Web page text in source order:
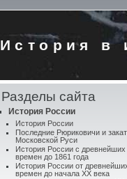
История в
Разделы сайта
История России
История России
Последние Рюриковичи и закат
Московской Руси
История России с древнейших
времен до 1861 года
История России от
времен до начала XX века